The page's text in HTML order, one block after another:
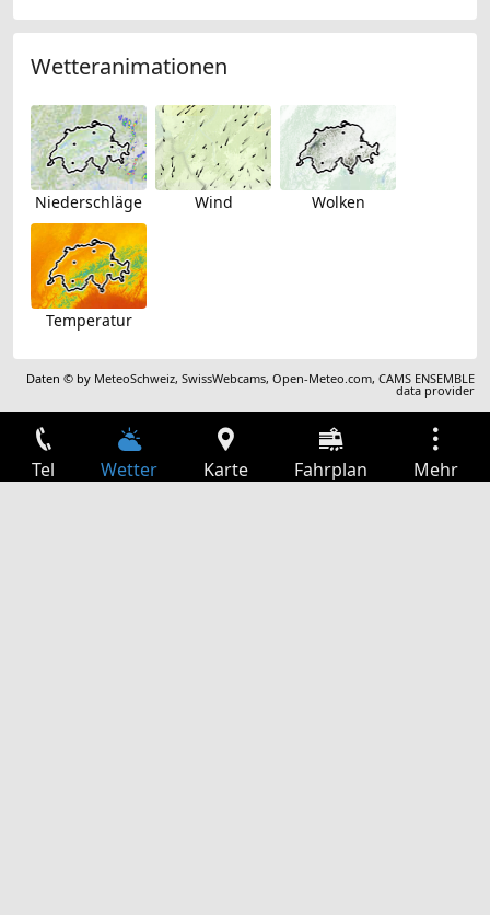
Wetteranimationen
Niederschläge Wind Wolken
Temperatur
Daten © by MeteoSchweiz,SwissWebcams,Open-Meteo.com,CAMS ENSEMBLE
data provider
Tel Wetter Karte Fahrplan Mehr